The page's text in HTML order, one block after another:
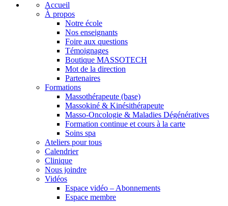
Accueil
À propos
Notre école
Nos enseignants
Foire aux questions
Témoignages
Boutique MASSOTECH
Mot de la direction
Partenaires
Formations
Massothérapeute (base)
Massokiné & Kinésithérapeute
Masso-Oncologie & Maladies Dégénératives
Formation continue et cours à la carte
Soins spa
Ateliers pour tous
Calendrier
Clinique
Nous joindre
Vidéos
Espace vidéo – Abonnements
Espace membre